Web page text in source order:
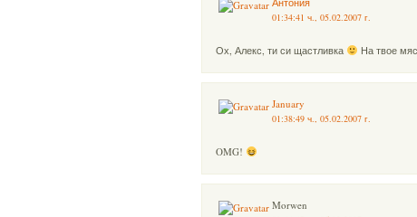
01:34:41 ч., 05.02.2007 г.
Ох, Алекс, ти си щастливка На твое
January
01:38:49 ч., 05.02.2007 г.
OMG!
Morwen